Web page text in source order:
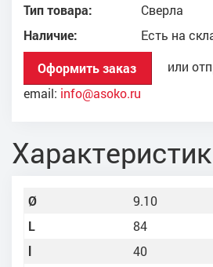
Тип товара:
Сверла
Наличие:
Есть на
Оформить заказ
или
email: info@asoko.ru
Ø
9.10
L
84
l
40